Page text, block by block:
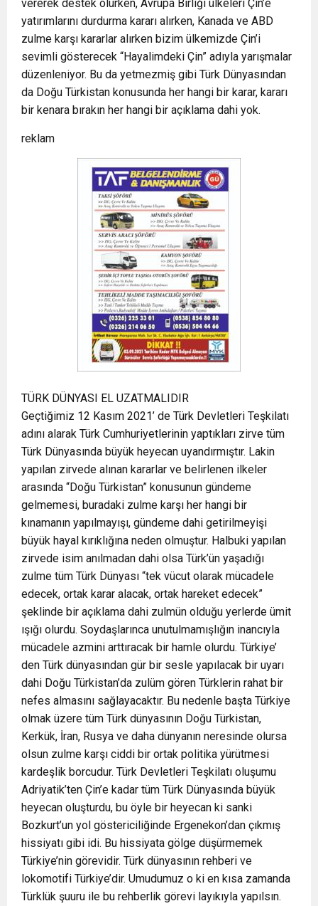
vererek destek olurken, Avrupa Birliği ülkeleri Çin’e
yatırımlarını durdurma kararı alırken, Kanada ve ABD
zulme karşı kararlar alırken bizim ülkemizde Çin’i
sevimli gösterecek “Hayalimdeki Çin” adıyla yarışmalar
düzenleniyor. Bu da yetmezmiş gibi Türk Dünyasından
da Doğu Türkistan konusunda her hangi bir karar, kararı
bir kenara bırakın her hangi bir açıklama dahi yok.
reklam
TÜRK DÜNYASI EL UZATMALIDIR
Geçtiğimiz 12 Kasım 2021’ de Türk Devletleri Teşkilatı
adını alarak Türk Cumhuriyetlerinin yaptıkları zirve tüm
Türk Dünyasında büyük heyecan uyandırmıştır. Lakin
yapılan zirvede alınan kararlar ve belirlenen ilkeler
arasında “Doğu Türkistan” konusunun gündeme
gelmemesi, buradaki zulme karşı her hangi bir
kınamanın yapılmayışı, gündeme dahi getirilmeyişi
büyük hayal kırıklığına neden olmuştur. Halbuki yapılan
zirvede isim anılmadan dahi olsa Türk’ün yaşadığı
zulme tüm Türk Dünyası “tek vücut olarak mücadele
edecek, ortak karar alacak, ortak hareket edecek”
şeklinde bir açıklama dahi zulmün olduğu yerlerde ümit
ışığı olurdu. Soydaşlarınca unutulmamışlığın inancıyla
mücadele azmini arttıracak bir hamle olurdu. Türkiye’
den Türk dünyasından gür bir sesle yapılacak bir uyarı
dahi Doğu Türkistan’da zulüm gören Türklerin rahat bir
nefes almasını sağlayacaktır. Bu nedenle başta Türkiye
olmak üzere tüm Türk dünyasının Doğu Türkistan,
Kerkük, İran, Rusya ve daha dünyanın neresinde olursa
olsun zulme karşı ciddi bir ortak politika yürütmesi
kardeşlik borcudur. Türk Devletleri Teşkilatı oluşumu
Adriyatik’ten Çin’e kadar tüm Türk Dünyasında büyük
heyecan oluşturdu, bu öyle bir heyecan ki sanki
Bozkurt’un yol göstericiliğinde Ergenekon’dan çıkmış
hissiyatı gibi idi. Bu hissiyata gölge düşürmemek
Türkiye’nin görevidir. Türk dünyasının rehberi ve
lokomotifi Türkiye’dir. Umudumuz o ki en kısa zamanda
Türklük şuuru ile bu rehberlik görevi layıkıyla yapılsın.